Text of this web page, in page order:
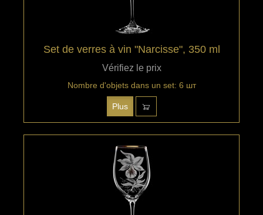
Set de verres à vin "Narcisse", 350 ml
Vérifiez le prix
Nombre d'objets dans un set: 6 шт
Plus